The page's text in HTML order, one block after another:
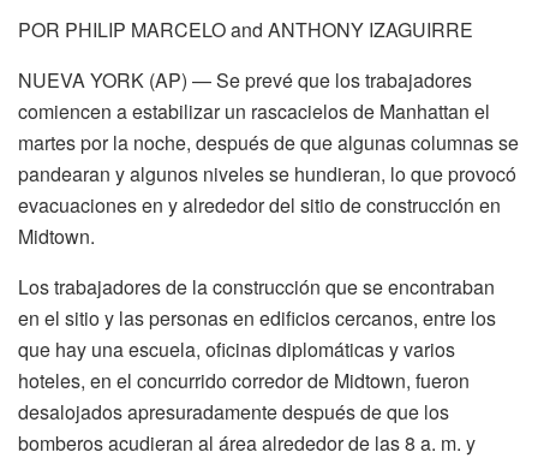
POR PHILIP MARCELO and ANTHONY IZAGUIRRE
NUEVA YORK (AP) — Se prevé que los trabajadores
comiencen a estabilizar un rascacielos de Manhattan el
martes por la noche, después de que algunas columnas se
pandearan y algunos niveles se hundieran, lo que provocó
evacuaciones en y alrededor del sitio de construcción en
Midtown.
Los trabajadores de la construcción que se encontraban
en el sitio y las personas en edificios cercanos, entre los
que hay una escuela, oficinas diplomáticas y varios
hoteles, en el concurrido corredor de Midtown, fueron
desalojados apresuradamente después de que los
bomberos acudieran al área alrededor de las 8 a. m. y